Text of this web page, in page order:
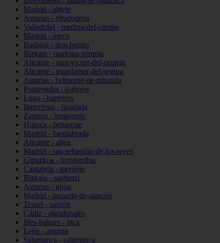
Madrid - algete
Asturias - ribadedeva
Valladolid - medina-del-campo
Madrid - meco
Badajoz - don-benito
Bizkaia - markina-xemein
Alicante - sant-vicent-del-raspeig
Alicante - guardamar-del-segura
Asturias - belmonte-de-miranda
Pontevedra - o-grove
Lugo - barreiros
Barcelona - igualada
Zamora - benavente
Huesca - benasque
Madrid - fuenlabrada
Alicante - altea
Madrid - san-sebastián-de-los-reyes
Gipuzkoa - hondarribia
Cantabria - meruelo
Bizkaia - santurtzi
Asturias - gijón
Madrid - pozuelo-de-alarcón
Teruel - sarrión
Cádiz - algodonales
Illes-balears - inca
León - astorga
Salamanca - salamanca